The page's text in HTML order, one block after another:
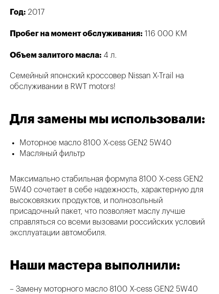
Год: 2017
Пробег на момент обслуживания: 116 000 КМ
Объем залитого масла: 4 л.
Семейный японский кроссовер Nissan X-Trail на
обслуживании в RWT motors!
Для замены мы использовали:
Моторное масло 8100 X-cess GEN2 5W40
Масляный фильтр
Максимально стабильная формула 8100 X-cess GEN2
5W40 сочетает в себе надежность, характерную для
высоковязких продуктов, и полнозольный
присадочный пакет, что позволяет маслу лучше
справляться со всеми вызовами российских условий
эксплуатации автомобиля.
Наши мастера выполнили:
– Замену моторного масло 8100 X-cess GEN2 5W40